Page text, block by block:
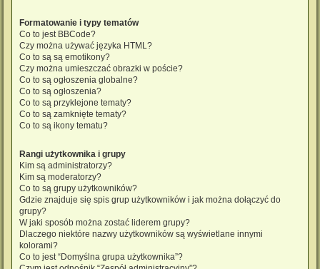
Formatowanie i typy tematów
Co to jest BBCode?
Czy można używać języka HTML?
Co to są są emotikony?
Czy można umieszczać obrazki w poście?
Co to są ogłoszenia globalne?
Co to są ogłoszenia?
Co to są przyklejone tematy?
Co to są zamknięte tematy?
Co to są ikony tematu?
Rangi użytkownika i grupy
Kim są administratorzy?
Kim są moderatorzy?
Co to są grupy użytkowników?
Gdzie znajduje się spis grup użytkowników i jak można dołączyć do
grupy?
W jaki sposób można zostać liderem grupy?
Dlaczego niektóre nazwy użytkowników są wyświetlane innymi
kolorami?
Co to jest “Domyślna grupa użytkownika”?